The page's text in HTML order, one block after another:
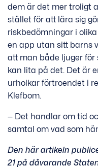
dem är det mer troligt
stället för att lära sig
riskbedömningar i
en app utan sitt barns
att man både ljuger
kan lita på det. Det är
urholkar förtroendet i
Klefbom.
— Det handlar om tid
samtal om vad som
Den här artikeln
21 på dåvarande